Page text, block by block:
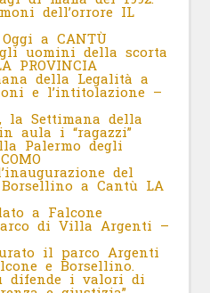
dell’orrore IL
a CANTÙ
uomini della scorta
PROVINCIA
della Legalità a
e l’intitolazione –
la Settimana della
aula i “ragazzi”
Palermo degli
del
a Cantù LA
a Falcone
di Villa Argenti –
il parco Argenti
e Borsellino.
difende i valori di